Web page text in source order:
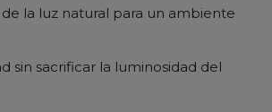
la luz natural para un ambiente
sin sacrificar la luminosidad del